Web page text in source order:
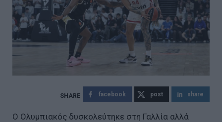
facebook post share
Ο Ολυμπιακός δυσκολεύτηκε στη Γαλλία αλλά